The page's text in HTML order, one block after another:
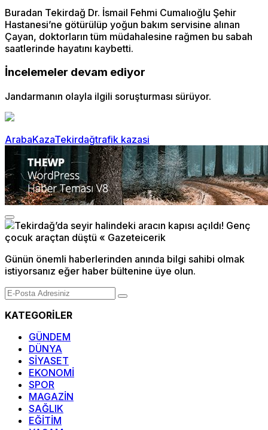
Buradan Tekirdağ Dr. İsmail Fehmi Cumalıoğlu Şehir
Hastanesi’ne götürülüp yoğun bakım servisine alınan
Çayan, doktorların tüm müdahalesine rağmen bu sabah
saatlerinde hayatını kaybetti.
İncelemeler devam ediyor
Jandarmanın olayla ilgili soruşturması sürüyor.
ArabaKazaTekirdağtrafik kazasi
Günün önemli haberlerinden anında bilgi sahibi olmak
istiyorsanız eğer haber bültenine üye olun.
KATEGORİLER
GÜNDEM
DÜNYA
SİYASET
EKONOMİ
SPOR
MAGAZİN
SAĞLIK
EĞİTİM